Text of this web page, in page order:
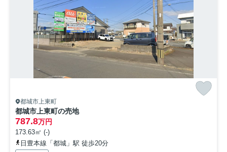
都城市上東町
都城市上東町の売地
787.8万円
173.63㎡ (-)
日豊本線「都城」駅 徒歩20分